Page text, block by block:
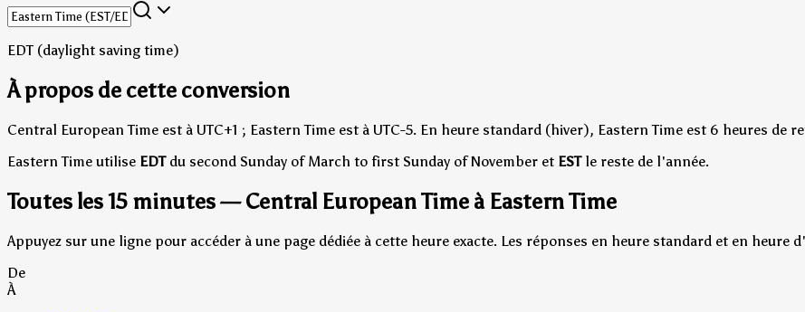
EDT (daylight saving time)
À propos de cette conversion
Central European Time est à UTC+1 ; Eastern Time est à UTC-5. En heure standard (hiver), Eastern Time est 6 heures de
Eastern Time utilise EDTdu second Sunday of March to first Sunday of November et ESTle reste de l'année.
Toutes les 15 minutes — Central European Time à Eastern Time
Appuyez sur une ligne pour accéder à une page dédiée à cette heure exacte. Les réponses en heure standard et en
De
À